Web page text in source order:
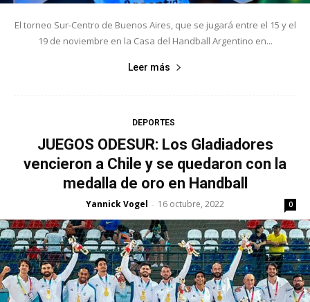
El torneo Sur-Centro de Buenos Aires, que se jugará entre el 15 y el
19 de noviembre en la Casa del Handball Argentino en...
Leer más
DEPORTES
JUEGOS ODESUR: Los Gladiadores
vencieron a Chile y se quedaron con la
medalla de oro en Handball
Yannick Vogel - 16 octubre, 2022 0